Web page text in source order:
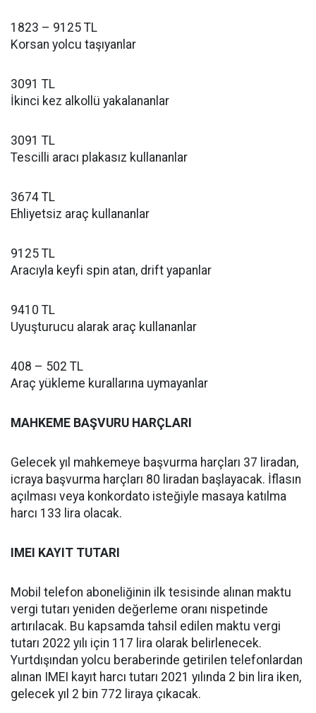
1823 – 9125 TL
Korsan yolcu taşıyanlar
3091 TL
İkinci kez alkollü yakalananlar
3091 TL
Tescilli aracı plakasız kullananlar
3674 TL
Ehliyetsiz araç kullananlar
9125 TL
Aracıyla keyfi spin atan, drift yapanlar
9410 TL
Uyuşturucu alarak araç kullananlar
408 – 502 TL
Araç yükleme kurallarına uymayanlar
MAHKEME BAŞVURU HARÇLARI
Gelecek yıl mahkemeye başvurma harçları 37 liradan,
icraya başvurma harçları 80 liradan başlayacak. İflasın
açılması veya konkordato isteğiyle masaya katılma
harcı 133 lira olacak.
IMEI KAYIT TUTARI
Mobil telefon aboneliğinin ilk tesisinde alınan maktu
vergi tutarı yeniden değerleme oranı nispetinde
artırılacak. Bu kapsamda tahsil edilen maktu vergi
tutarı 2022 yılı için 117 lira olarak belirlenecek.
Yurtdışından yolcu beraberinde getirilen telefonlardan
alınan IMEI kayıt harcı tutarı 2021 yılında 2 bin lira iken,
gelecek yıl 2 bin 772 liraya çıkacak.